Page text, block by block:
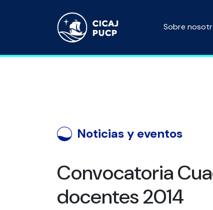
Sobre
Noticias y eventos
Convocatoria
docentes 2014